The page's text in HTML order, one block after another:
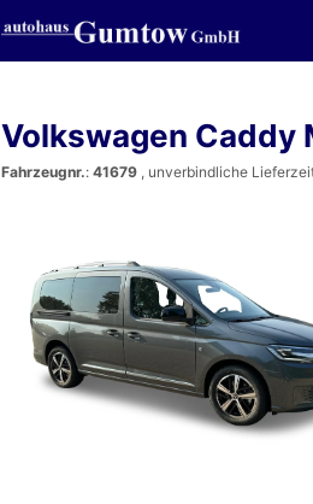
Volkswagen Caddy
Fahrzeugnr.: 41679 , unverbindliche